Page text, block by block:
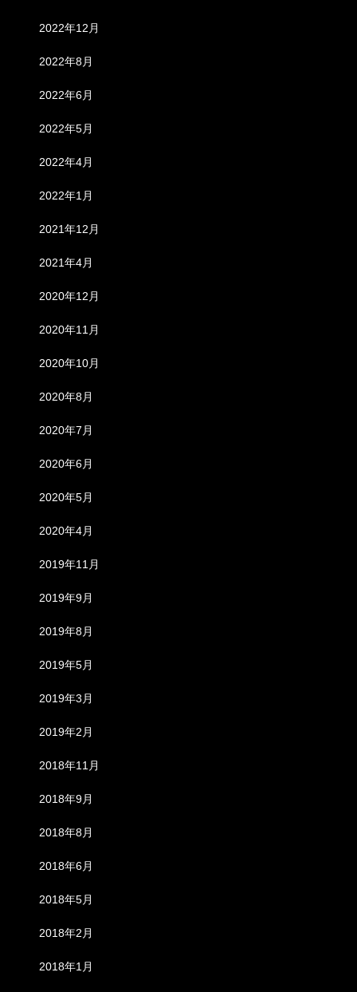
2022年12月
2022年8月
2022年6月
2022年5月
2022年4月
2022年1月
2021年12月
2021年4月
2020年12月
2020年11月
2020年10月
2020年8月
2020年7月
2020年6月
2020年5月
2020年4月
2019年11月
2019年9月
2019年8月
2019年5月
2019年3月
2019年2月
2018年11月
2018年9月
2018年8月
2018年6月
2018年5月
2018年2月
2018年1月